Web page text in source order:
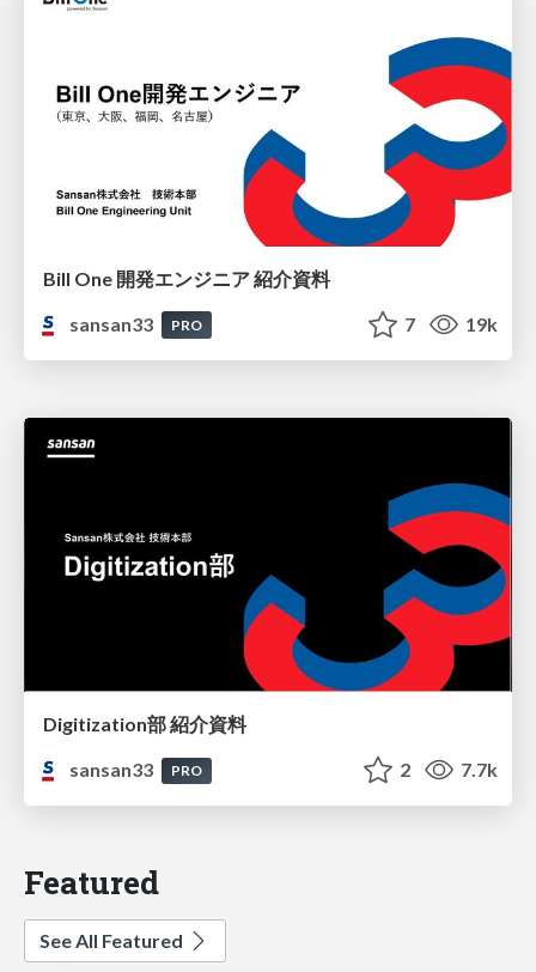
Bill One 開発エンジニア 紹介資料
sansan33
PRO 7 19k
Digitization部 紹介資料
sansan33
PRO 2 7.7k
Featured
See All Featured